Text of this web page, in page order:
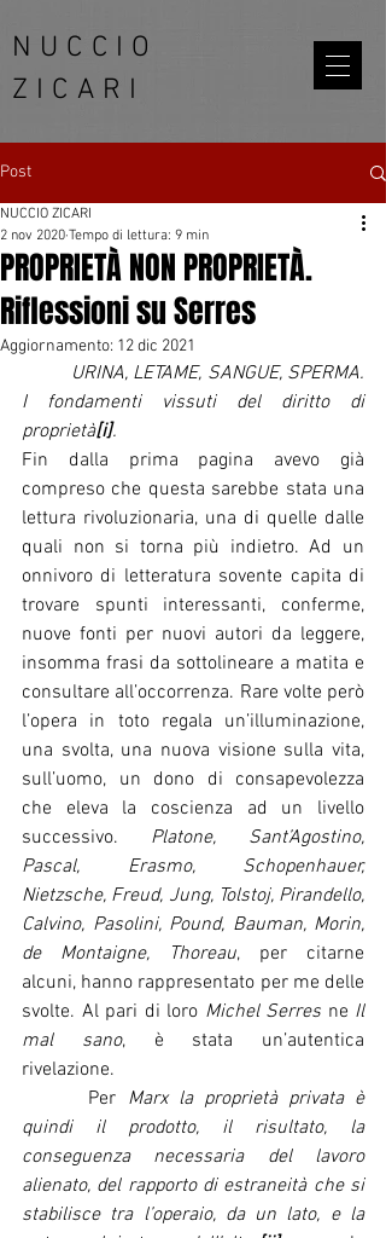
NUCCIO
ZICARI
Post
PROPRIETÀ NON PROPRIETÀ.
Riflessioni su Serres
NUCCIO ZICARI
2 nov 2020 Tempo di lettura: 9 min
Aggiornamento: 12 dic 2021
URINA, LETAME, SANGUE, SPERMA.
I fondamenti vissuti del diritto di
proprietà[i].
Fin dalla prima pagina avevo già
compreso che questa sarebbe stata una
lettura rivoluzionaria, una di quelle dalle
quali non si torna più indietro. Ad un
onnivoro di letteratura sovente capita di
trovare spunti interessanti, conferme,
nuove fonti per nuovi autori da leggere,
insomma frasi da sottolineare a matita e
consultare all’occorrenza. Rare volte però
l’opera in toto regala un’illuminazione,
una svolta, una nuova visione sulla vita,
sull’uomo, un dono di consapevolezza
che eleva la coscienza ad un livello
successivo. Platone, Sant’Agostino,
Pascal, Erasmo, Schopenhauer,
Nietzsche, Freud, Jung, Tolstoj, Pirandello,
Calvino, Pasolini, Pound, Bauman, Morin,
de Montaigne, Thoreau, per citarne
alcuni, hanno rappresentato per me delle
svolte. Al pari di loro Michel Serres ne Il
mal sano, è stata un’autentica
rivelazione.
  	Per
Marx la proprietà privata è
quindi il prodotto, il risultato, la
conseguenza necessaria del lavoro
alienato, del rapporto di estraneità che si
stabilisce tra l’operaio, da un lato, e la